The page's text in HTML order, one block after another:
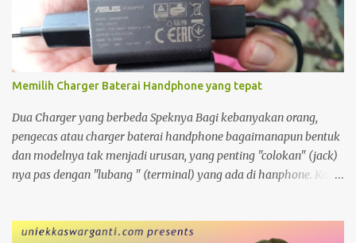
Memilih Charger Baterai Handphone yang tepat
Dua Charger yang berbeda Speknya Bagi kebanyakan orang,
pengecas atau charger baterai handphone bagaimanapun bentuk
dan modelnya tak menjadi urusan, yang penting "colokan" (jack)
nya pas dengan "lubang " (terminal) yang ada di hanphone. Kalau
dipakai kakak. Apalagi kalau ditengah perjalanan kehabisan